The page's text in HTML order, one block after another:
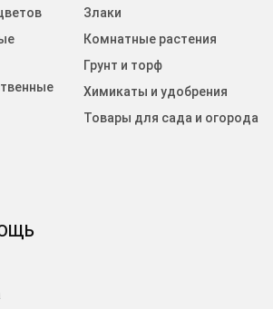
Злаки
Комнатные растения
Грунт и торф
Химикаты и удобрения
Товары для сада и огорода